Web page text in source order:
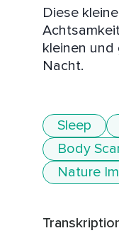
Diese
kleinen und
Nacht.
Sleep
Body
Nature